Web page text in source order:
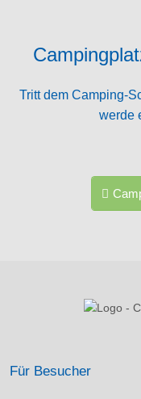
Tritt dem Camping-
werde
Für Besucher